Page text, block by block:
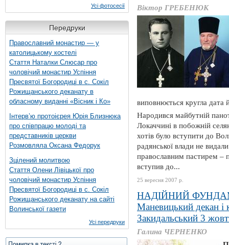
Усі фотосесії
Передруки
Православний монастир — у
католицькому костелі
Стаття Наталки Слюсар про
чоловічий монастир Успіння
Пресвятої Богородиці в с. Сокіл
Рожищанського деканату в
обласному виданні «Вісник і Ко»
Інтерв’ю протоієрея Юрія Близнюка
про співпрацю молоді та
представників церкви
Розмовляла Оксана Федорук
Зцілений молитвою
Стаття Олени Лівіцької про
чоловічий монастир Успіння
Пресвятої Богородиці в с. Сокіл
Рожищанського деканату на сайті
Волинської газети
Усі передруки
Віктор ГРЕБЕНЮК
виповнюється кругла
Народився майбутній
Локаччині в побожній
хотів було вступити до
радянської влади не
православним пастирем –
вступив до...
25 вересня 2007 р.
НАДІЙНИЙ
Маневицький декан і
Закидальський 3
Галина ЧЕРНЕНКО